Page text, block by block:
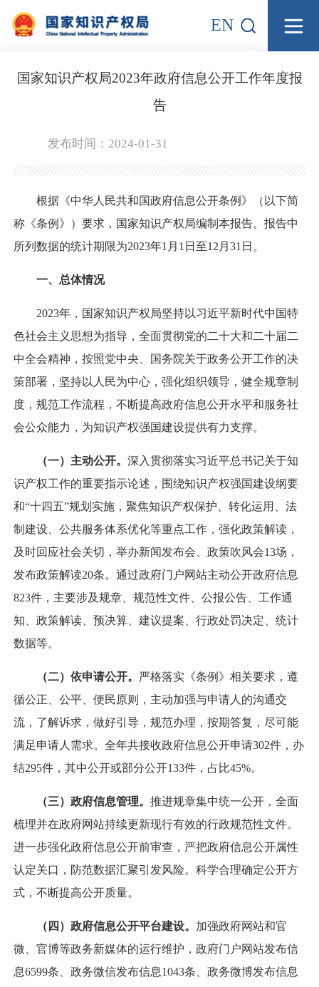
EN
国家知识产权局2023年政府信息公开工作年度报
告
发布时间：2024-01-31
根据《中华人民共和国政府信息公开条例》（以下简
称《条例》）要求，国家知识产权局编制本报告。报告中
所列数据的统计期限为2023年1月1日至12月31日。
一、总体情况
2023年，国家知识产权局坚持以习近平新时代中国特
色社会主义思想为指导，全面贯彻党的二十大和二十届二
中全会精神，按照党中央、国务院关于政务公开工作的决
策部署，坚持以人民为中心，强化组织领导，健全规章制
度，规范工作流程，不断提高政府信息公开水平和服务社
会公众能力，为知识产权强国建设提供有力支撑。
（一）主动公开。 深入贯彻落实习近平总书记关于知
识产权工作的重要指示论述，围绕知识产权强国建设纲要
和“十四五”规划实施，聚焦知识产权保护、转化运用、法
制建设、公共服务体系优化等重点工作，强化政策解读，
及时回应社会关切，举办新闻发布会、政策吹风会13场，
发布政策解读20条。通过政府门户网站主动公开政府信息
823件，主要涉及规章、规范性文件、公报公告、工作通
知、政策解读、预决算、建议提案、行政处罚决定、统计
数据等。
（二）依申请公开。 严格落实《条例》相关要求，遵
循公正、公平、便民原则，主动加强与申请人的沟通交
流，了解诉求，做好引导，规范办理，按期答复，尽可能
满足申请人需求。全年共接收政府信息公开申请302件，办
结295件，其中公开或部分公开133件，占比45%。
（三）政府信息管理。 推进规章集中统一公开，全面
梳理并在政府网站持续更新现行有效的行政规范性文件。
进一步强化政府信息公开前审查，严把政府信息公开属性
认定关口，防范数据汇聚引发风险。科学合理确定公开方
式，不断提高公开质量。
（四）政府信息公开平台建设。 加强政府网站和官
微、官博等政务新媒体的运行维护，政府门户网站发布信
息6599条、政务微信发布信息1043条、政务微博发布信息